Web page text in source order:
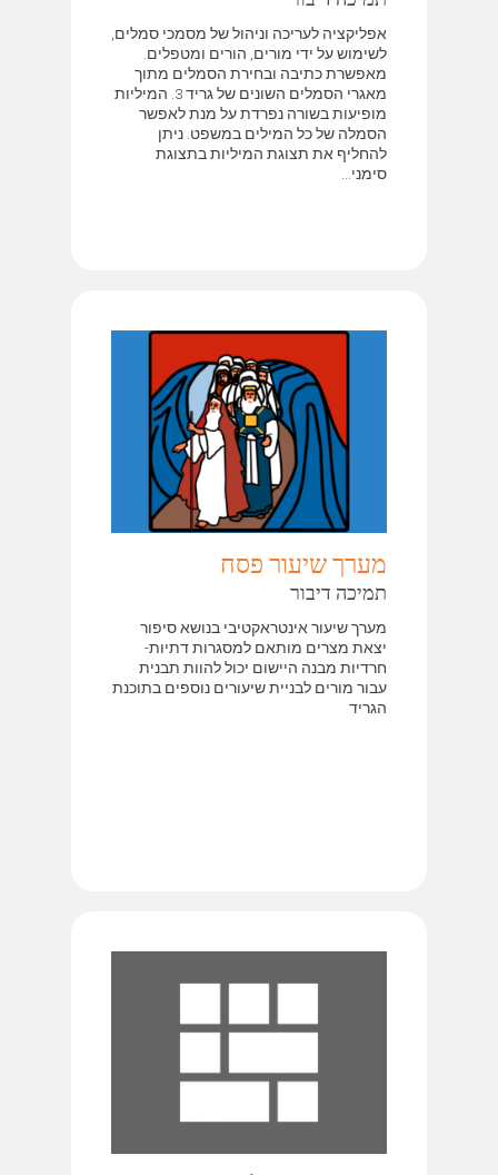
אפליקציה לעריכה וניהול של מסמכי סמלים,
לשימוש על ידי מורים, הורים ומטפלים.
מאפשרת כתיבה ובחירת הסמלים מתוך
מאגרי הסמלים השונים של גריד 3. המיליות
מופיעות בשורה נפרדת על מנת לאפשר
הסמלה של כל המילים במשפט. ניתן
להחליף את תצוגת המיליות בתצוגת
סימני...
מערך שיעור פסח
תמיכה דיבור
מערך שיעור אינטראקטיבי בנושא סיפור
יצאת מצרים מותאם למסגרות דתיות-
חרדיות מבנה היישום יכול להוות תבנית
עבור מורים לבניית שיעורים נוספים בתוכנת
הגריד